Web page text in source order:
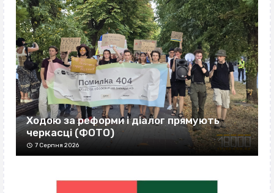
Ходою за реформи і діалог прямують
черкасці (ФОТО)
7 Серпня 2026